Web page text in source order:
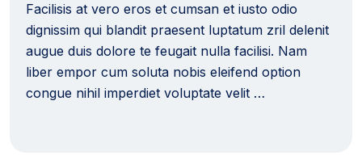
Facilisis at vero eros et cumsan et iusto odio
dignissim qui blandit praesent luptatum zril delenit
augue duis dolore te feugait nulla facilisi. Nam
liber empor cum soluta nobis eleifend option
congue nihil imperdiet voluptate velit …